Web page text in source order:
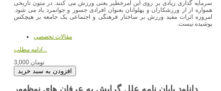
سرمایه گذاری زیادی بر روی این امرخطیر یعنی ورزش می کنند. در متون تاریخی
همواره از از ورزشکاران و پهلوانان بعنوان افرادی جسور و جوانمرد یاد می شود.
امروزه اثرات مفید ورزش بر ساختار فرهنگی و اجتماعی یک جامعه بر هیچکس
پوشیده نیست.
مقالات تخصصي
ادامه مطلب...
3,000 تومان
دانلود پایان نامه علل گرایش به عرفان های نوظهور